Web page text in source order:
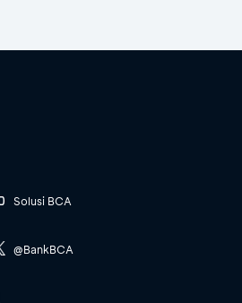
Solusi BCA
@BankBCA